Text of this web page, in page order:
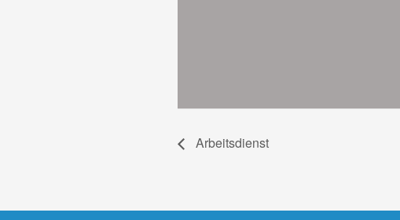
Arbeitsdienst